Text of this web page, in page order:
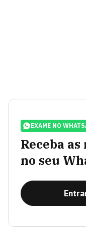
EXAME NO
Receba
no seu